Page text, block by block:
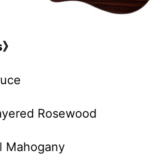
Rosewood
Mahogany